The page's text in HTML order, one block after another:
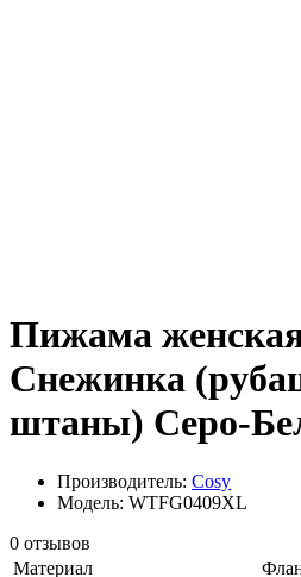
Пижама
Снежинка
штаны) Серо-
Производитель: Cosy
Модель: WTFG0409ХL
0 отзывов
Материал